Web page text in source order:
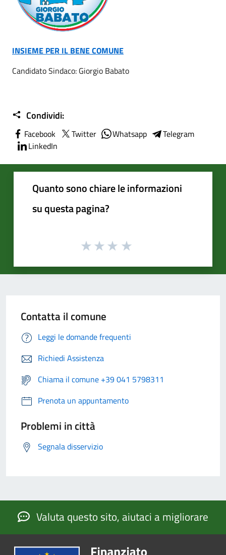
INSIEME PER IL BENE COMUNE
Candidato Sindaco: Giorgio Babato
Condividi:
Facebook Twitter Whatsapp
Telegram
LinkedIn
Quanto sono chiare le informazioni
su questa pagina?
Contatta il comune
Leggi le domande frequenti
Richiedi Assistenza
Chiama il comune +39 041 5798311
Prenota un appuntamento
Problemi in città
Segnala disservizio
Valuta questo sito, aiutaci a migliorare